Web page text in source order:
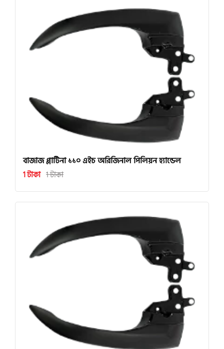
বাজাজ প্লাটিনা ১১০ এইচ অরিজিনাল পিলিয়ন হ্যান্ডেল
1 টাকা 1 টাকা